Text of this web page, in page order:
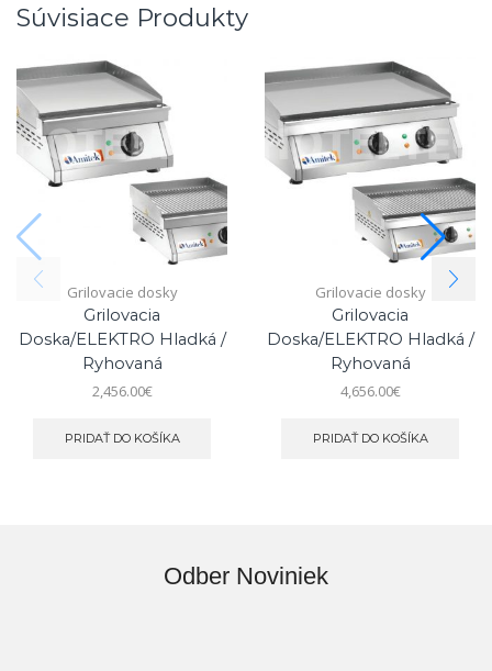
Súvisiace Produkty
Grilovacie dosky
Grilovacia
Doska/ELEKTRO Hladká /
Ryhovaná
2,456.00€
PRIDAŤ DO KOŠÍKA
Grilovacie dosky
Grilovacia
Doska/ELEKTRO Hladká /
Ryhovaná
4,656.00€
PRIDAŤ DO KOŠÍKA
Odber Noviniek